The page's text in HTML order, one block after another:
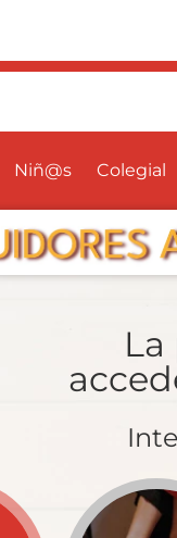
Niñ@s Colegial